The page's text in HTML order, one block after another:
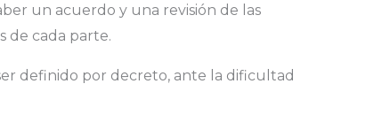
un acuerdo y una revisión de las
de cada parte.
definido por decreto, ante la dificultad